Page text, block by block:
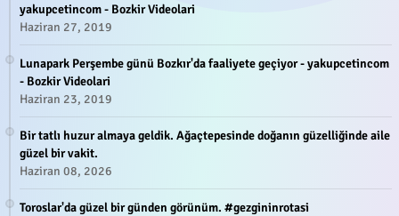
yakupcetincom - Bozkir Videolari
Haziran 27, 2019
Lunapark Perşembe günü Bozkır'da faaliyete geçiyor - yakupcetincom
- Bozkir Videolari
Haziran 23, 2019
Bir tatlı huzur almaya geldik. Ağaçtepesinde doğanın güzelliğinde aile
güzel bir vakit.
Haziran 08, 2026
Toroslar'da güzel bir günden görünüm. #gezgininrotasi